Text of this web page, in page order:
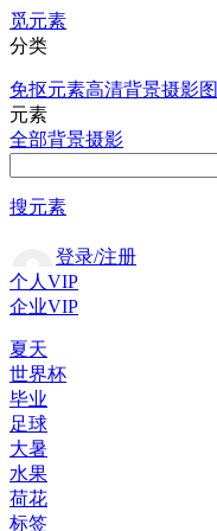
觅元素
分类
免抠元素高清背景摄影图
元素
全部背景摄影
搜元素
登录/注册
个人VIP
企业VIP
夏天
世界杯
毕业
足球
大暑
水果
荷花
标签